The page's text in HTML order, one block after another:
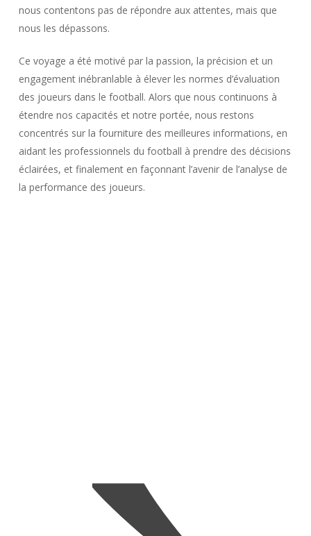
nous contentons pas de répondre aux attentes, mais que
nous les dépassons.
Ce voyage a été motivé par la passion, la précision et un
engagement inébranlable à élever les normes d’évaluation
des joueurs dans le football. Alors que nous continuons à
étendre nos capacités et notre portée, nous restons
concentrés sur la fourniture des meilleures informations, en
aidant les professionnels du football à prendre des décisions
éclairées, et finalement en façonnant l’avenir de l’analyse de
la performance des joueurs.